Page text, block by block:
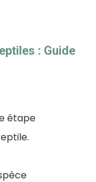
: Guide
étape